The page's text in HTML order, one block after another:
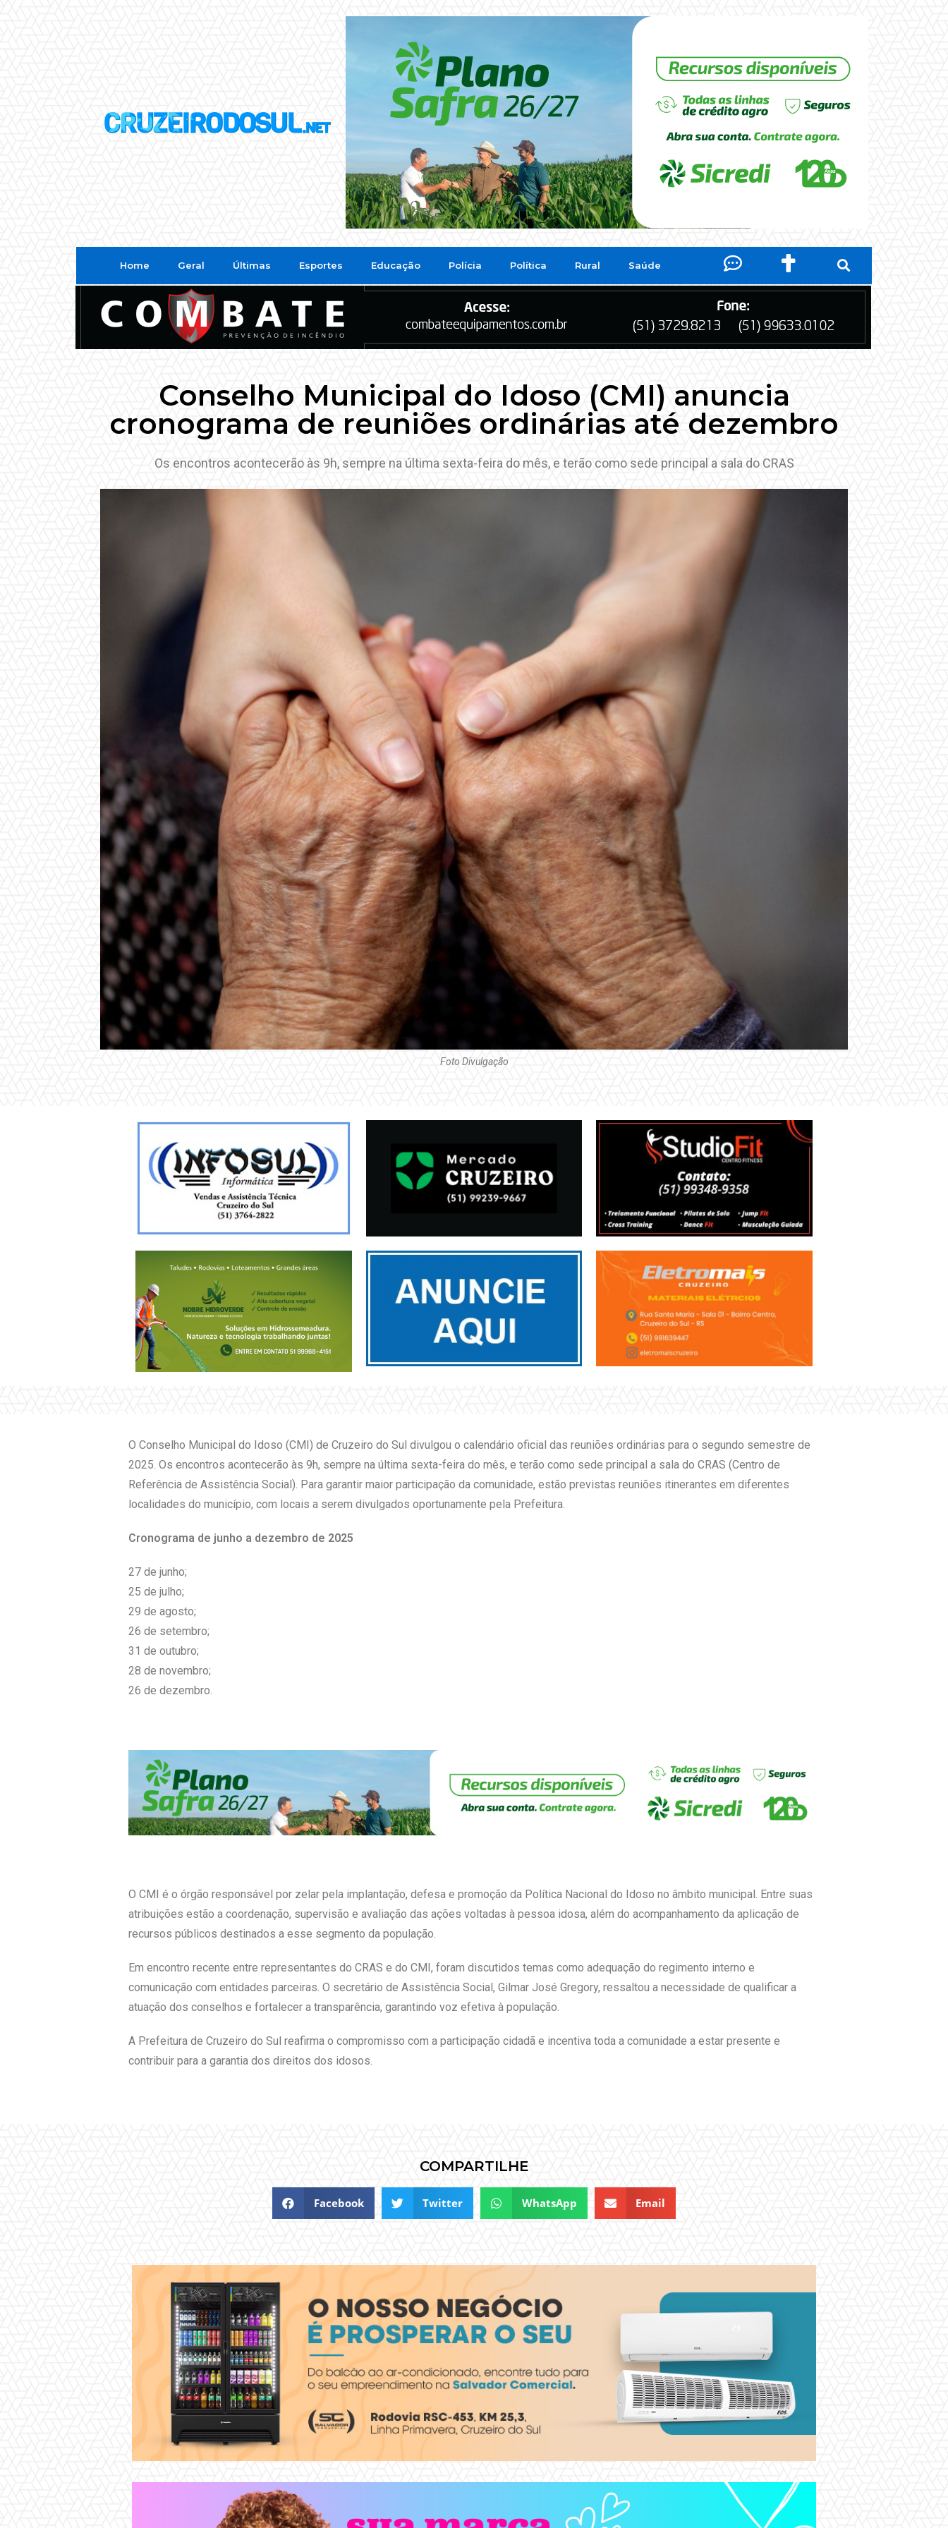
Home Geral Últimas Esportes Educação Polícia Política Rural Saúde
Conselho Municipal do Idoso (CMI) anuncia
cronograma de reuniões ordinárias até dezembro
Os encontros acontecerão às 9h, sempre na última sexta-feira do mês, e terão como sede principal a sala do CRAS
Foto Divulgação
O Conselho Municipal do Idoso (CMI) de Cruzeiro do Sul divulgou o calendário oficial das reuniões ordinárias para o segundo semestre de
2025. Os encontros acontecerão às 9h, sempre na última sexta-feira do mês, e terão como sede principal a sala do CRAS (Centro de
Referência de Assistência Social). Para garantir maior participação da comunidade, estão previstas reuniões itinerantes em diferentes
localidades do município, com locais a serem divulgados oportunamente pela Prefeitura.
Cronograma de junho a dezembro de 2025
27 de junho;
25 de julho;
29 de agosto;
26 de setembro;
31 de outubro;
28 de novembro;
26 de dezembro.
O CMI é o órgão responsável por zelar pela implantação, defesa e promoção da Política Nacional do Idoso no âmbito municipal. Entre suas
atribuições estão a coordenação, supervisão e avaliação das ações voltadas à pessoa idosa, além do acompanhamento da aplicação de
recursos públicos destinados a esse segmento da população.
Em encontro recente entre representantes do CRAS e do CMI, foram discutidos temas como adequação do regimento interno e
comunicação com entidades parceiras. O secretário de Assistência Social, Gilmar José Gregory, ressaltou a necessidade de qualificar a
atuação dos conselhos e fortalecer a transparência, garantindo voz efetiva à população.
A Prefeitura de Cruzeiro do Sul reafirma o compromisso com a participação cidadã e incentiva toda a comunidade a estar presente e
contribuir para a garantia dos direitos dos idosos.
COMPARTILHE
Facebook Twitter WhatsApp Email